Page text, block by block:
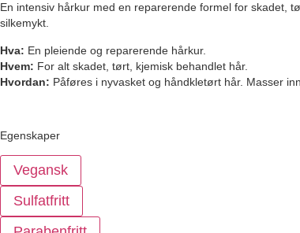
En intensiv hårkur med en reparerende formel for skadet,
silkemykt.
Hva: En pleiende og reparerende hårkur.
Hvem: For alt skadet, tørt, kjemisk behandlet hår.
Hvordan: Påføres i nyvasket og håndkletørt hår. Masser
Egenskaper
Vegansk
Sulfatfritt